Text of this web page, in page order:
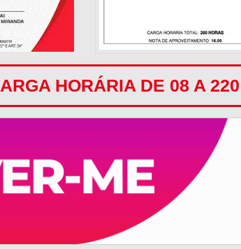
HORÁRIA DE 08 A